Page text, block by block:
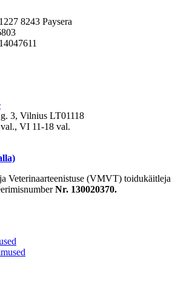
8243 Paysera
3, Vilnius LT01118
VI 11-18 val.
Veterinaarteenistuse (VMVT) toidukäitleja
Nr. 130020370.